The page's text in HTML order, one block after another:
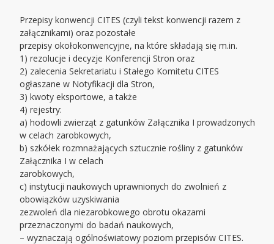
Przepisy konwencji CITES (czyli tekst konwencji razem z
załącznikami) oraz pozostałe
przepisy okołokonwencyjne, na które składają się m.in.
1) rezolucje i decyzje Konferencji Stron oraz
2) zalecenia Sekretariatu i Stałego Komitetu CITES
ogłaszane w Notyfikacji dla Stron,
3) kwoty eksportowe, a także
4) rejestry:
a) hodowli zwierząt z gatunków Załącznika I prowadzonych
w celach zarobkowych,
b) szkółek rozmnażających sztucznie rośliny z gatunków
Załącznika I w celach
zarobkowych,
c) instytucji naukowych uprawnionych do zwolnień z
obowiązków uzyskiwania
zezwoleń dla niezarobkowego obrotu okazami
przeznaczonymi do badań naukowych,
– wyznaczają ogólnoświatowy poziom przepisów CITES.